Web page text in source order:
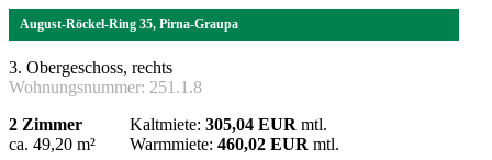
August-Röckel-Ring 35, Pirna-Graupa
3. Obergeschoss, rechts
Wohnungsnummer: 251.1.8
2 Zimmer
ca. 49,20 m²
Kaltmiete: 305,04 EUR mtl.
Warmmiete: 460,02 EUR mtl.